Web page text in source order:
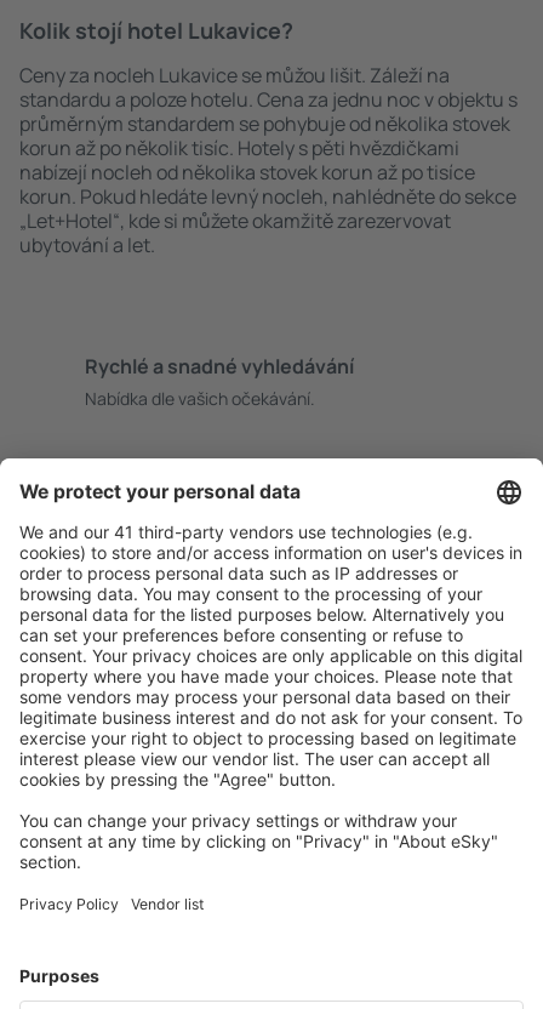
Kolik stojí hotel Lukavice?
Ceny za nocleh Lukavice se můžou lišit. Záleží na
standardu a poloze hotelu. Cena za jednu noc v objektu s
průměrným standardem se pohybuje od několika stovek
korun až po několik tisíc. Hotely s pěti hvězdičkami
nabízejí nocleh od několika stovek korun až po tisíce
korun. Pokud hledáte levný nocleh, nahlédněte do sekce
„Let+Hotel“, kde si můžete okamžitě zarezervovat
ubytování a let.
Rychlé a snadné vyhledávání
Nabídka dle vašich očekávání.
Bezproblémová rezervace s možností bezplatného
zrušení.
S námi ušetříte
Atraktivní ceny a speciální nabídky pro přihlášené
uživatele.
Ubytování dle vašeho gusta
Vyberte si z více než 1.3 milionu zařízení: hotelů,
apartmánů, chat a dalších.
Nejvyhledávanější hotely uživateli eSky
Hotely v České republice - Oblíbená města
Hotely v Českém Krumlově Hotely v Ostravě